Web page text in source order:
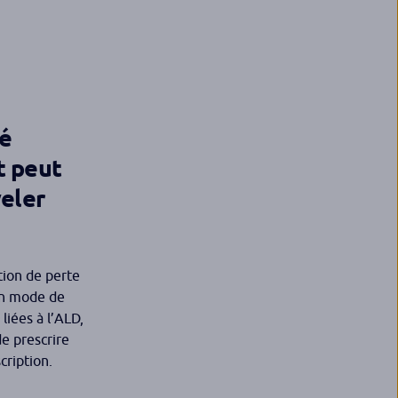
peut
de perte
mode de
à l’ALD,
prescrire